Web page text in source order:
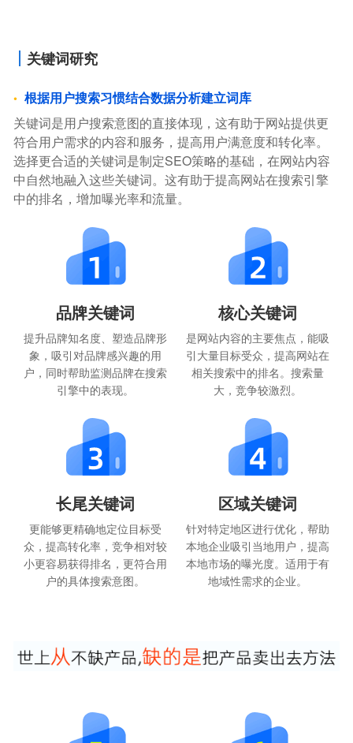
关键词研究
根据用户搜索习惯结合数据分析建立词库
关键词是用户搜索意图的直接体现，这有助于网站提供更
符合用户需求的内容和服务，提高用户满意度和转化率。
选择更合适的关键词是制定SEO策略的基础，在网站内容
中自然地融入这些关键词。这有助于提高网站在搜索引擎
中的排名，增加曝光率和流量。
品牌关键词
提升品牌知名度、塑造品牌形
象，吸引对品牌感兴趣的用
户，同时帮助监测品牌在搜索
引擎中的表现。
核心关键词
是网站内容的主要焦点，能吸
引大量目标受众，提高网站在
相关搜索中的排名。搜索量
大，竞争较激烈。
长尾关键词
更能够更精确地定位目标受
众，提高转化率，竞争相对较
小更容易获得排名，更符合用
户的具体搜索意图。
区域关键词
针对特定地区进行优化，帮助
本地企业吸引当地用户，提高
本地市场的曝光度。适用于有
地域性需求的企业。